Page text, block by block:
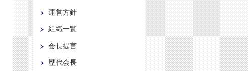
運営方針
組織一覧
会長提言
歴代会長